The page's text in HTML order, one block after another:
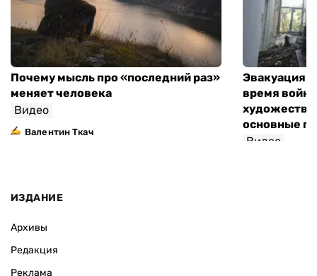
Почему мысль про «последний раз»
меняет человека
Видео
Валентин Ткач
Эвакуация
время
основные
Видео
ИЗДАНИЕ
Архивы
Редакция
Реклама